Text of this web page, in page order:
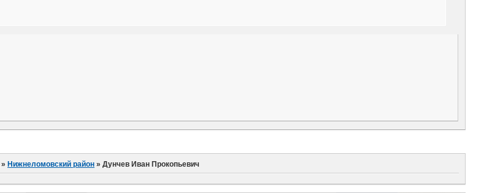
»Нижнеломовский район »Дунчев Иван Прокопьевич